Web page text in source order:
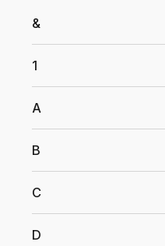
&
1
A
B
C
D